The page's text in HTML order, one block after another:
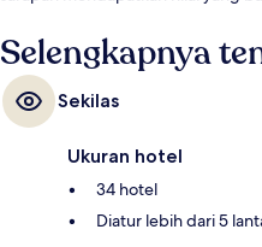
Selengkapnya
Sekilas
Ukuran hotel
34 hotel
Diatur lebih dari 5